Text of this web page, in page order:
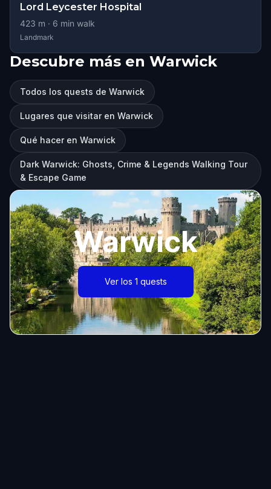
Lord Leycester Hospital
423 m · 6 min walk
Landmark
Descubre más en Warwick
Todos los quests de Warwick
Lugares que visitar en Warwick
Qué hacer en Warwick
Dark Warwick: Ghosts, Crime & Legends Walking Tour
& Escape Game
Warwick
Ver los 1 quests